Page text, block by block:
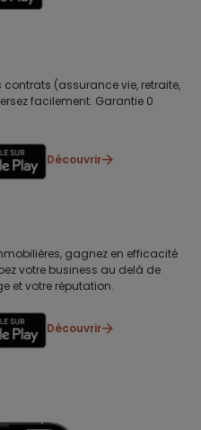
(assurance vie, retraite,
facilement. Garantie 0
Découvrir
gagnez en efficacité
votre business au delà de
et votre réputation.
Découvrir